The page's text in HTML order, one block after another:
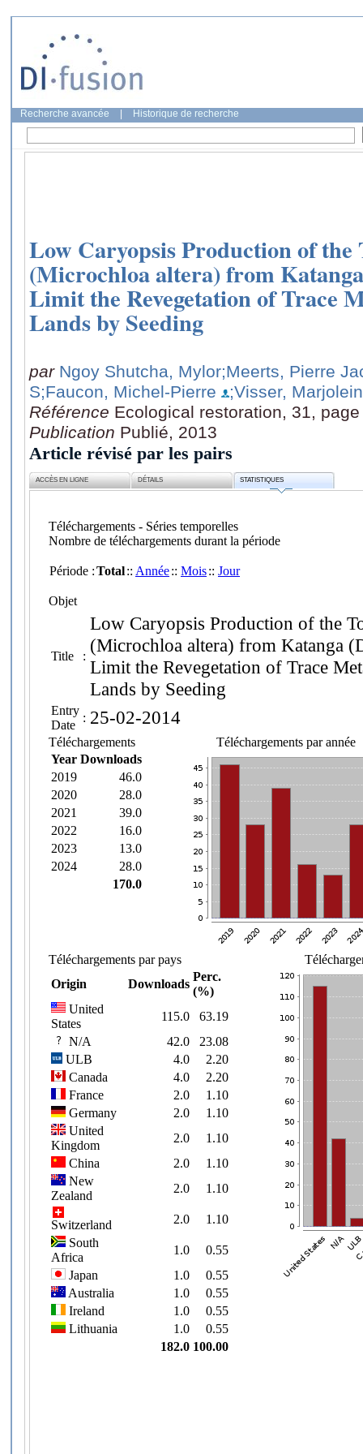
Recherche avancée Historique de recherche
Low Caryopsis Production of the
(Microchloa altera) from
Limit the Revegetation of Trace
Lands by Seeding
par Ngoy Shutcha, Mylor;Meerts, Pierre
S;Faucon, Michel-Pierre
;Visser, Marjolein
Référence Ecological restoration, 31,
Publication Publié, 2013
Article révisé par les pairs
ACCÈS EN LIGNE DÉTAILS STATISTIQUES